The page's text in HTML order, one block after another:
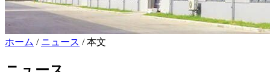
ホーム / ニュース / 本文